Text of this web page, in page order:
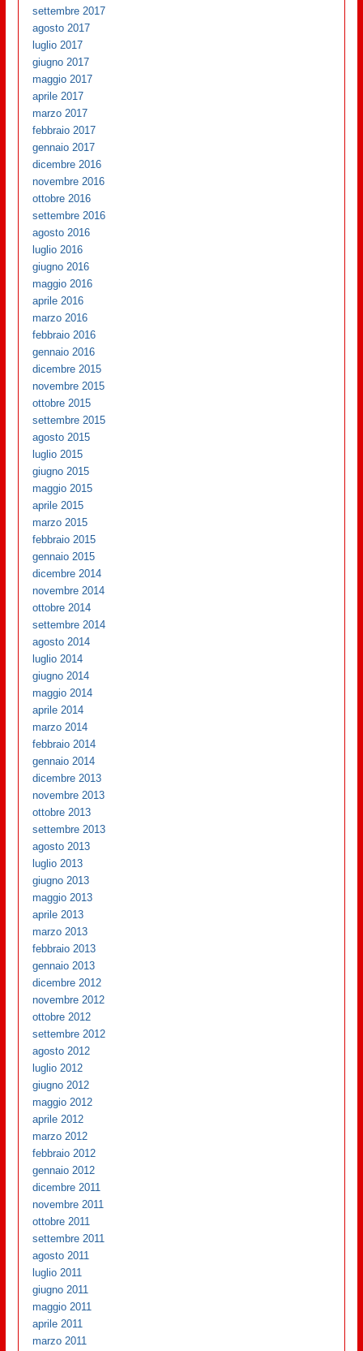
settembre 2017
agosto 2017
luglio 2017
giugno 2017
maggio 2017
aprile 2017
marzo 2017
febbraio 2017
gennaio 2017
dicembre 2016
novembre 2016
ottobre 2016
settembre 2016
agosto 2016
luglio 2016
giugno 2016
maggio 2016
aprile 2016
marzo 2016
febbraio 2016
gennaio 2016
dicembre 2015
novembre 2015
ottobre 2015
settembre 2015
agosto 2015
luglio 2015
giugno 2015
maggio 2015
aprile 2015
marzo 2015
febbraio 2015
gennaio 2015
dicembre 2014
novembre 2014
ottobre 2014
settembre 2014
agosto 2014
luglio 2014
giugno 2014
maggio 2014
aprile 2014
marzo 2014
febbraio 2014
gennaio 2014
dicembre 2013
novembre 2013
ottobre 2013
settembre 2013
agosto 2013
luglio 2013
giugno 2013
maggio 2013
aprile 2013
marzo 2013
febbraio 2013
gennaio 2013
dicembre 2012
novembre 2012
ottobre 2012
settembre 2012
agosto 2012
luglio 2012
giugno 2012
maggio 2012
aprile 2012
marzo 2012
febbraio 2012
gennaio 2012
dicembre 2011
novembre 2011
ottobre 2011
settembre 2011
agosto 2011
luglio 2011
giugno 2011
maggio 2011
aprile 2011
marzo 2011